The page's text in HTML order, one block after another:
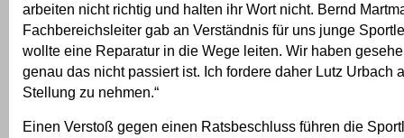
arbeiten nicht richtig und halten ihr Wort nicht. Bernd
Fachbereichsleiter gab an Verständnis für uns junge
wollte eine Reparatur in die Wege leiten. Wir haben
genau das nicht passiert ist. Ich fordere daher Lutz Urbach
Stellung zu nehmen.“
Einen Verstoß gegen einen Ratsbeschluss führen die